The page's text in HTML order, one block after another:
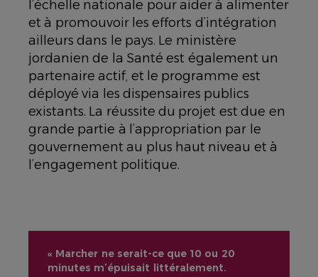
l’échelle nationale pour aider à alimenter
et à promouvoir les efforts d’intégration
ailleurs dans le pays. Le ministère
jordanien de la Santé est également un
partenaire actif, et le programme est
déployé via les dispensaires publics
existants. La réussite du projet est due en
grande partie à l’appropriation par le
gouvernement au plus haut niveau et à
l’engagement politique.
« Marcher ne serait-ce que 10 ou 20
minutes m’épuisait littéralement.